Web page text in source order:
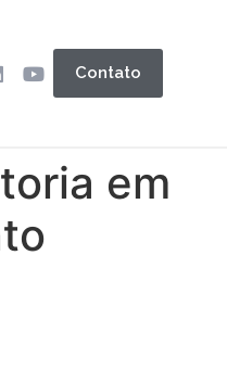
Contato
em